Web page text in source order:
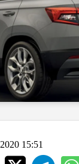
15:51